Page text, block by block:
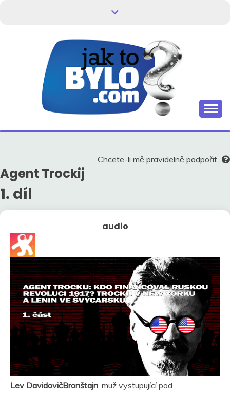
HISTORIE V
SOUVISLOSTECH
Chcete-li mě pravidelně podpořit...
Agent Trockij
1. díl
audio
Lev DavidovičBronštajn , muž vystupující pod